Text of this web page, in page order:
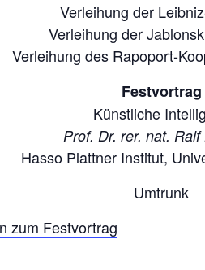
Verleihung der
Verleihung der
Verleihung des Rapoport-
Festvortrag
Künstliche
Prof. Dr. rer. nat.
Hasso Plattner Institut,
Umtrunk
zum Festvortrag